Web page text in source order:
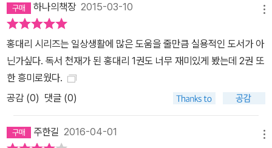
하나의책장2015-03-10
홍대리 시리즈는 일상생활에 많은 도움을 줄만큼 실용적인 도서가 아
닌가싶다. 독서 천재가 된 홍대리 1권도 너무 재미있게 봤는데 2권 또
한 흥미로웠다.
공감 (0) 댓글 (0)
주한길 2016-04-01